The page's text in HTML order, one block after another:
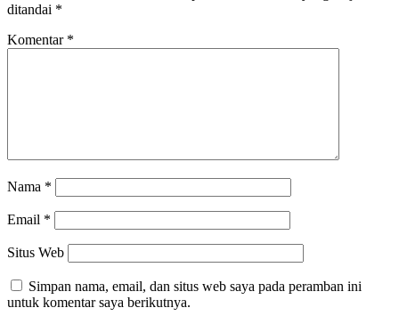
ditandai *
Komentar *
Nama *
Email *
Situs Web
Simpan nama, email, dan situs web saya pada peramban ini
untuk komentar saya berikutnya.